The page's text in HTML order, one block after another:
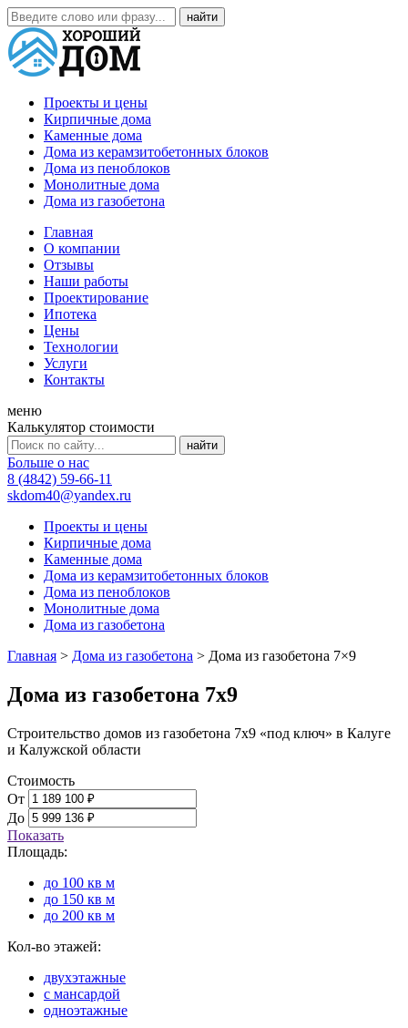
Проекты и цены
Кирпичные дома
Каменные дома
Дома из керамзитобетонных блоков
Дома из пеноблоков
Монолитные дома
Дома из газобетона
Главная
О компании
Отзывы
Наши работы
Проектирование
Ипотека
Цены
Технологии
Услуги
Контакты
меню
Калькулятор стоимости
Больше о нас
8 (4842) 59-66-11
skdom40@yandex.ru
Проекты и цены
Кирпичные дома
Каменные дома
Дома из керамзитобетонных блоков
Дома из пеноблоков
Монолитные дома
Дома из газобетона
Главная > Дома из газобетона > Дома из газобетона 7×9
Дома из газобетона 7х9
Строительство домов из газобетона 7х9 «под ключ» в Калуге
и Калужской области
Стоимость
От
До
Показать
Площадь:
до 100 кв м
до 150 кв м
до 200 кв м
Кол-во этажей:
двухэтажные
с мансардой
одноэтажные